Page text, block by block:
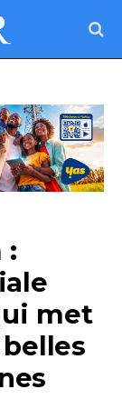
:
met